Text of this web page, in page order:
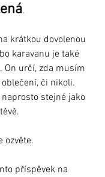
.
krátkou dovolenou
karavanu je také
On určí, zda musím
či nikoli.
stejné jako
ozvěte.
příspěvek na